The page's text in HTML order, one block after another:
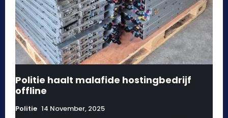
Politie haalt malafide hostingbedrijf
offline
Politie 14 November, 2025